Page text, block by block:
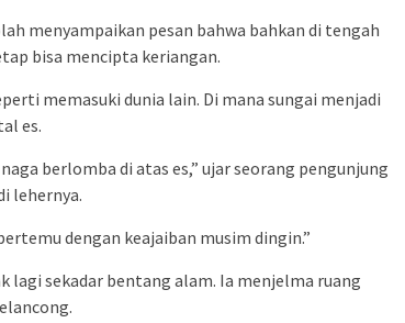
menyampaikan pesan bahwa bahkan di tengah
bisa mencipta keriangan.
memasuki dunia lain. Di mana sungai menjadi
es.
berlomba di atas es,” ujar seorang pengunjung
lehernya.
dengan keajaiban musim dingin.”
lagi sekadar bentang alam. Ia menjelma ruang